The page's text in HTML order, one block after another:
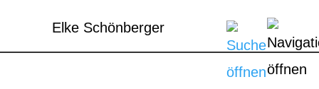
Elke Schönberger